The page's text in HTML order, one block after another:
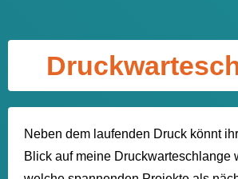
Neben dem laufenden Druck könnt
Blick auf meine Druckwarteschlange